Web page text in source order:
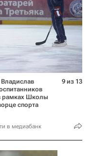
рамках Школы
спорта
в медиабанк
9 из 13